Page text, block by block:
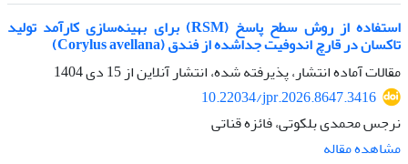
استفاده از روش سطح پاسخ (RSM) برای بهینه‌سازی کارآمد تولید
تاکسان در قارچ‌ اندوفیت جداشده از فندق (Corylus avellana)
مقالات آماده انتشار، پذیرفته شده، انتشار آنلاین از15 دی 1404
10.22034/jpr.2026.8647.3416
نرجس محمدی بلکوتی، فائزه قناتی
مشاهده مقاله